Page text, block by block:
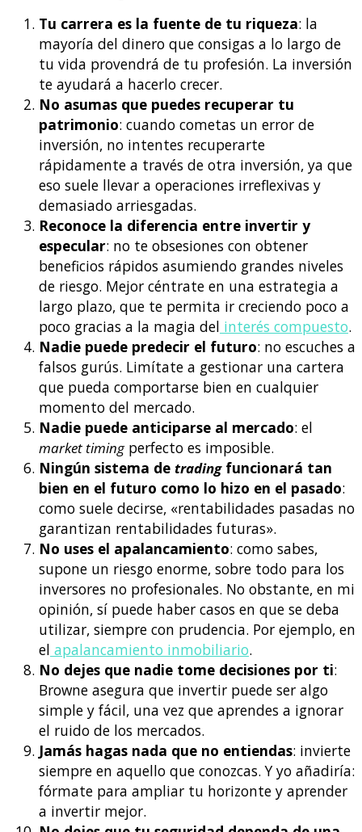
Tu carrera es la fuente de tu riqueza: la
mayoría del dinero que consigas a lo largo de
tu vida provendrá de tu profesión. La inversión
te ayudará a hacerlo crecer.
No asumas que puedes recuperar tu
patrimonio: cuando cometas un error de
inversión, no intentes recuperarte
rápidamente a través de otra inversión, ya que
eso suele llevar a operaciones irreflexivas y
demasiado arriesgadas.
Reconoce la diferencia entre invertir y
especular: no te obsesiones con obtener
beneficios rápidos asumiendo grandes niveles
de riesgo. Mejor céntrate en una estrategia a
largo plazo, que te permita ir creciendo poco a
poco gracias a la magia del interés compuesto.
Nadie puede predecir el futuro: no escuches a
falsos gurús. Limítate a gestionar una cartera
que pueda comportarse bien en cualquier
momento del mercado.
Nadie puede anticiparse al mercado: el
market timingperfecto es imposible.
Ningún sistema de tradingfuncionará tan
bien en el futuro como lo hizo en el pasado:
como suele decirse, «rentabilidades pasadas no
garantizan rentabilidades futuras».
No uses el apalancamiento: como sabes,
supone un riesgo enorme, sobre todo para los
inversores no profesionales. No obstante, en mi
opinión, sí puede haber casos en que se deba
utilizar, siempre con prudencia. Por ejemplo, en
el apalancamiento inmobiliario.
No dejes que nadie tome decisiones por ti:
Browne asegura que invertir puede ser algo
simple y fácil, una vez que aprendes a ignorar
el ruido de los mercados.
Jamás hagas nada que no entiendas: invierte
siempre en aquello que conozcas. Y yo añadiría:
fórmate para ampliar tu horizonte y aprender
a invertir mejor.